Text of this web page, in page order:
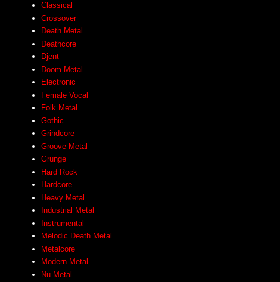
Classical
Crossover
Death Metal
Deathcore
Djent
Doom Metal
Electronic
Female Vocal
Folk Metal
Gothic
Grindcore
Groove Metal
Grunge
Hard Rock
Hardcore
Heavy Metal
Industrial Metal
Instrumental
Melodic Death Metal
Metalcore
Modern Metal
Nu Metal